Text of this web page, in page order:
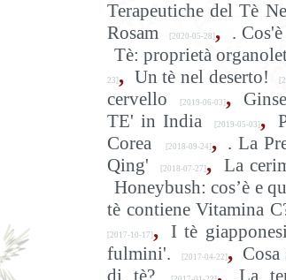
Terapeutiche del Tè
Rosam
[2020-05-28] , .
Tè: proprietà
23] , Un tè nel deserto!
cervello
[2019-06-03] ,
TE' in India
[2019-05-03] ,
Corea
[2018-09-24] , . La
Qing'
[2018-07-27] , La
Honeybush: cos’è e
tè contiene Vitamina
[2017-10-17] , I tè
fulmini'.
[2017-04-22] ,
di tè?
, La